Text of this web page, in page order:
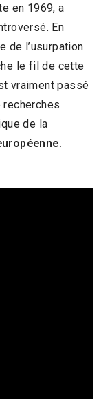
présent
en 1969, a
En
de l’usurpation
le fil de cette
vraiment passé
de la